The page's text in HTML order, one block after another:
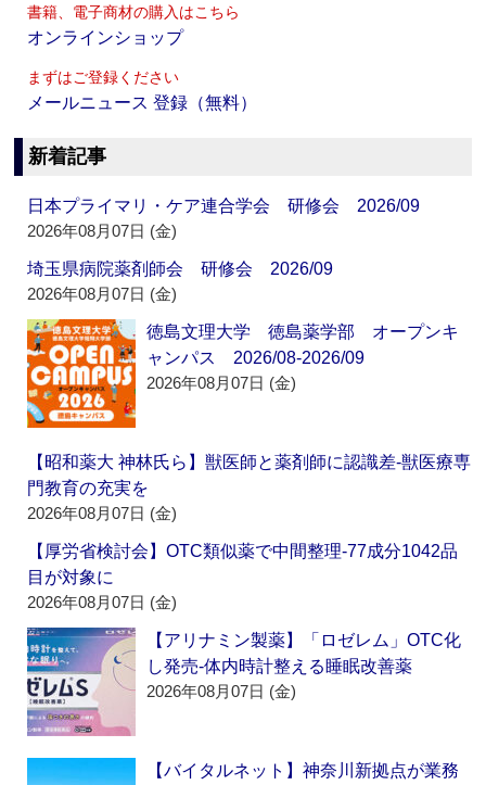
書籍、電子商材の購入はこちら
オンラインショップ
まずはご登録ください
メールニュース 登録（無料）
新着記事
日本プライマリ・ケア連合学会 研修会 2026/09
2026年08月07日 (金)
埼玉県病院薬剤師会 研修会 2026/09
2026年08月07日 (金)
徳島文理大学 徳島薬学部 オープンキ
ャンパス 2026/08-2026/09
2026年08月07日 (金)
【昭和薬大 神林氏ら】獣医師と薬剤師に認識差‐獣医療専
門教育の充実を
2026年08月07日 (金)
【厚労省検討会】OTC類似薬で中間整理‐77成分1042品
目が対象に
2026年08月07日 (金)
【アリナミン製薬】「ロゼレム」OTC化
し発売‐体内時計整える睡眠改善薬
2026年08月07日 (金)
【バイタルネット】神奈川新拠点が業務